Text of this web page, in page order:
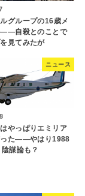
グループの16歳メ
――自殺とのことで
見てみたが
ニュース
やっぱりエミリア
った――やはり1988
謀論も？